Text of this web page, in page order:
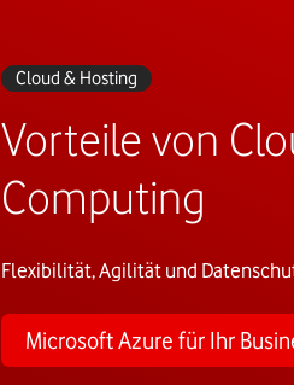
Cloud & Hosting
Vorteile von
Computing
Flexibilität, Agilität und
Microsoft Azure für Ihr